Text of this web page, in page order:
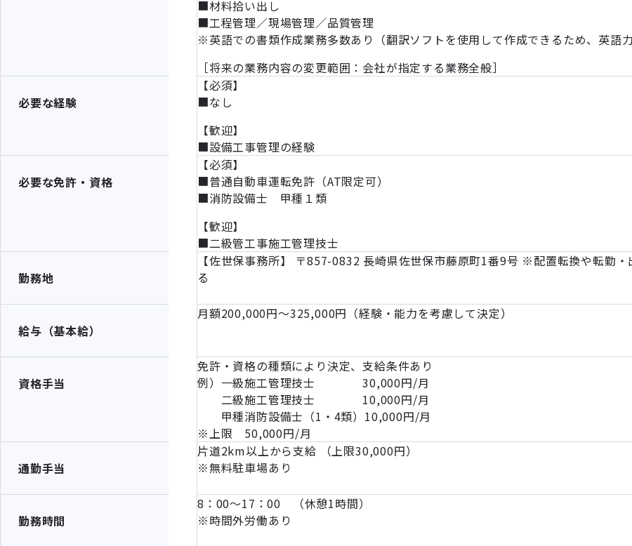
■材料拾い出し
■工程管理／現場管理／品質管理
※英語での書類作成業務多数あり（翻訳ソフトを使用して作成できるため、英語力
［将来の業務内容の変更範囲：会社が指定する業務全般］
必要な経験
【必須】
■なし
【歓迎】
■設備工事管理の経験
必要な免許・資格
【必須】
■普通自動車運転免許（AT限定可）
■消防設備士 甲種１類
【歓迎】
■二級管工事施工管理技士
勤務地
【佐世保事務所】 〒857-0832 長崎県佐世保市藤原町1番9号 ※配置転換や転勤
る
給与（基本給）
月額200,000円～325,000円（経験・能力を考慮して決定）
資格手当
免許・資格の種類により決定、支給条件あり
例）一級施工管理技士 30,000円/月
二級施工管理技士 10,000円/月
甲種消防設備士（1・4類）10,000円/月
※上限 50,000円/月
通勤手当
片道2km以上から支給 （上限30,000円）
※無料駐車場あり
勤務時間
8：00～17：00 （休憩1時間）
※時間外労働あり